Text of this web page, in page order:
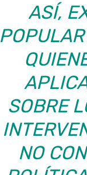
ASÍ,
SOBRE
NO